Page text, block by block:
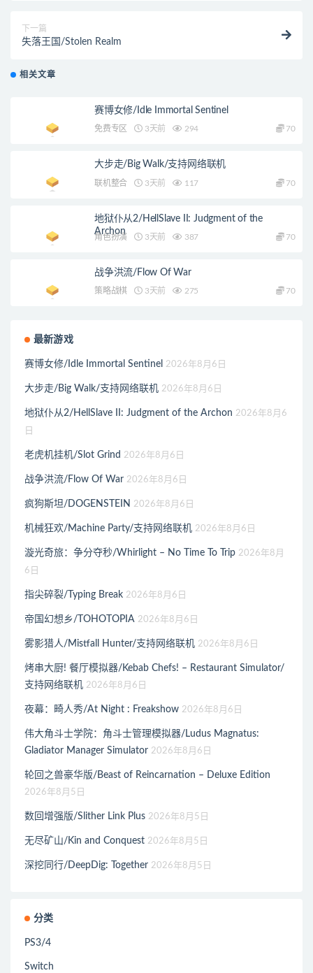
下一篇
失落王国/Stolen Realm
相关文章
赛博女修/Idle Immortal Sentinel
免费专区 3天前 294 70
大步走/Big Walk/支持网络联机
联机整合 3天前 117 70
地狱仆从2/HellSlave II: Judgment of the
Archon
角色扮演 3天前 387 70
战争洪流/Flow Of War
策略战棋 3天前 275 70
最新游戏
赛博女修/Idle Immortal Sentinel 2026年8月6日
大步走/Big Walk/支持网络联机 2026年8月6日
地狱仆从2/HellSlave II: Judgment of the Archon 2026年8月6
日
老虎机挂机/Slot Grind 2026年8月6日
战争洪流/Flow Of War 2026年8月6日
疯狗斯坦/DOGENSTEIN 2026年8月6日
机械狂欢/Machine Party/支持网络联机 2026年8月6日
漩光奇旅：争分夺秒/Whirlight – No Time To Trip 2026年8月
6日
指尖碎裂/Typing Break 2026年8月6日
帝国幻想乡/TOHOTOPIA 2026年8月6日
雾影猎人/Mistfall Hunter/支持网络联机 2026年8月6日
烤串大厨! 餐厅模拟器/Kebab Chefs! – Restaurant Simulator/
支持网络联机 2026年8月6日
夜幕：畸人秀/At Night : Freakshow 2026年8月6日
伟大角斗士学院：角斗士管理模拟器/Ludus Magnatus:
Gladiator Manager Simulator 2026年8月6日
轮回之兽豪华版/Beast of Reincarnation – Deluxe Edition
2026年8月5日
数回增强版/Slither Link Plus 2026年8月5日
无尽矿山/Kin and Conquest 2026年8月5日
深挖同行/DeepDig: Together 2026年8月5日
分类
PS3/4
Switch